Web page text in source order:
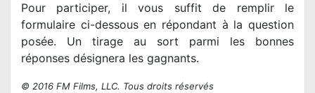
Pour participer, il vous suffit de remplir le
formulaire ci-dessous en répondant à la question
posée. Un tirage au sort parmi les bonnes
réponses désignera les gagnants.
© 2016 FM Films, LLC. Tous droits réservés